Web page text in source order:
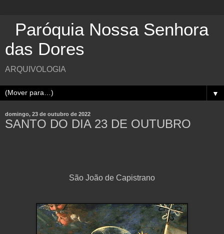
Paróquia Nossa Senhora
das Dores
ARQUIVOLOGIA
▼
domingo, 23 de outubro de 2022
SANTO DO DIA 23 DE OUTUBRO
São João de Capistrano